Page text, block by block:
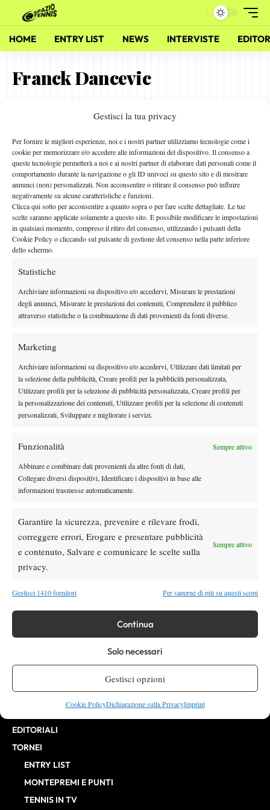
Gestisci la tua privacy
Per fornire le migliori esperienze, noi e i nostri partner utilizziamo tecnologie come i
cookie per memorizzare e/o accedere alle informazioni del dispositivo. Il consenso a
queste tecnologie permetterà a noi e ai nostri partner di elaborare dati personali come il
comportamento durante la navigazione o gli ID univoci su questo sito e di mostrare
annunci (non) personalizzati. Non acconsentire o ritirare il consenso può influire
negativamente su alcune caratteristiche e funzioni.
Clicca qui sotto per acconsentire a quanto sopra o per fare scelte dettagliate. Le tue
scelte saranno applicate solamente a questo sito. È possibile modificare le impostazioni
in qualsiasi momento, compreso il ritiro del consenso, utilizzando i pulsanti della
Cookie Policy o cliccando sul pulsante di gestione del consenso nella parte inferiore
dello schermo.
Statistiche
Archiviare informazioni su dispositivo e/o accedervi, Misurare le prestazioni
degli annunci, Misurare le prestazioni dei contenuti, Comprendere il pubblico
attraverso statistiche o la combinazione di dati provenienti da fonti diverse.
Marketing
Archiviare informazioni su dispositivo e/o accedervi, Utilizzare dati limitati per
la selezione della pubblicità, Creare profili per la pubblicità personalizzata,
Utilizzare profili per la selezione di pubblicità personalizzata, Creare profili per
la personalizzazione dei contenuti, Utilizzare profili per la selezione di contenuti
personalizzati, Sviluppare e migliorare i servizi.
Funzionalità Sempre attivo
Abbinare e combinare dati provenienti da altre fonti di dati,
Collegare diversi dispositivi, Identificare i dispositivi in base alle
informazioni trasmesse automaticamente.
Garantire la sicurezza, prevenire e rilevare frodi,
correggere errori, Erogare e presentare pubblicità
e contenuto, Salvare e comunicare le scelte sulla
privacy.
Sempre attivo
Gestisci 1410 fornitori Per saperne di più su questi scopi
Continua
Solo necessari
Gestisci opzioni
Cookie PolicyDichiarazione sulla PrivacyImprint
HOME ENTRY LIST NEWS INTERVISTE
Franck Dancevic
Challenger: Nick Kyrgios l’erbivoro
18 Giugno 2014
Redazione
Facebook
Instagram
Testata giornalisticaSpazio Tennis
Editore:VIBES MEDIA SRL, P.iva 14250480960
Direttore Responsabile: Alessandro Nizegorodcew
HOME
ENTRY LIST
NEWS
BILLIE JEAN KING CUP
ATP FINALS
EDITORIALI
TORNEI
ENTRY LIST
MONTEPREMI E PUNTI
TENNIS IN TV